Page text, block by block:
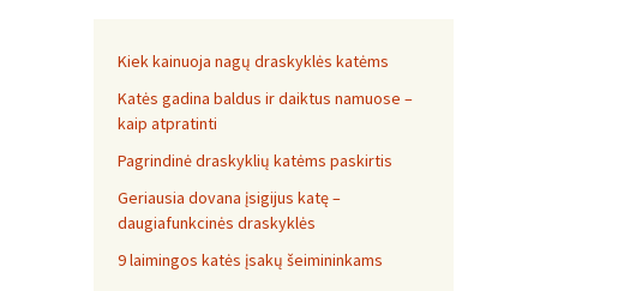
Kiek kainuoja nagų draskyklės katėms
Katės gadina baldus ir daiktus namuose –
kaip atpratinti
Pagrindinė draskyklių katėms paskirtis
Geriausia dovana įsigijus katę –
daugiafunkcinės draskyklės
9 laimingos katės įsakų šeimininkams